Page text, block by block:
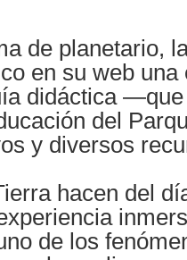
de planetario,
en su web una
didáctica
del
y diversos
hacen del
de los